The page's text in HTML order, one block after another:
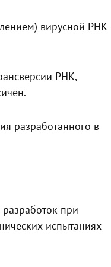
вирусной РНК-
РНК,
разработанного в
при
испытаниях